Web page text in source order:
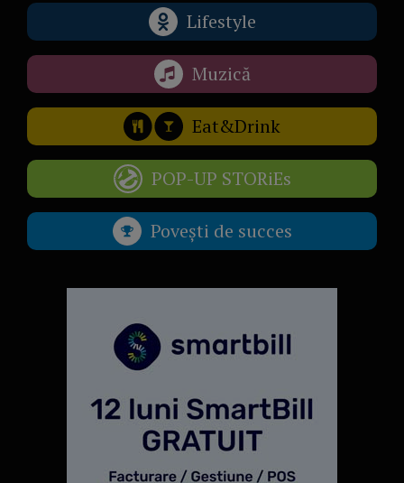
Lifestyle
Muzică
Eat&Drink
POP-UP STORiEs
Povești de succes